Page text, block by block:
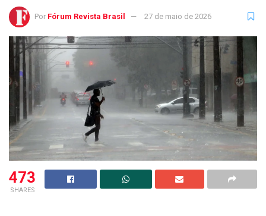
Por Fórum Revista Brasil 27 de maio de 2026
473
SHARES